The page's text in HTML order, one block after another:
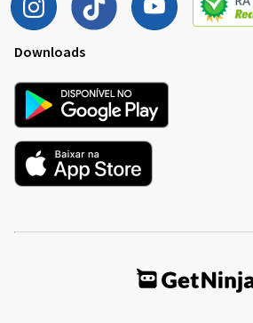
Downloads